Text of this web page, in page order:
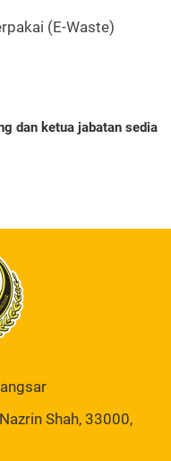
(E-Waste)
dan ketua jabatan sedia
Shah, 33000,